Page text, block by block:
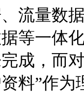
流量数
等一体
成，而
料”作